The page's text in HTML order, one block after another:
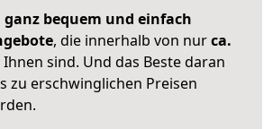
ganz bequem und einfach
, die innerhalb von nurca.
Ihnen sind. Und das Beste daran
zu erschwinglichen Preisen